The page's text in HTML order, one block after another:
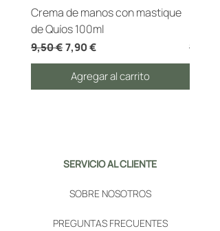
Crema de manos con mastique
de Quíos 100ml
Precio
9,50 €Precio de oferta
7,90 €
Agregar al carrito
Precio
12,00 €
SERVICIO AL CLIENTE
SOBRE NOSOTROS
PREGUNTAS FRECUENTES